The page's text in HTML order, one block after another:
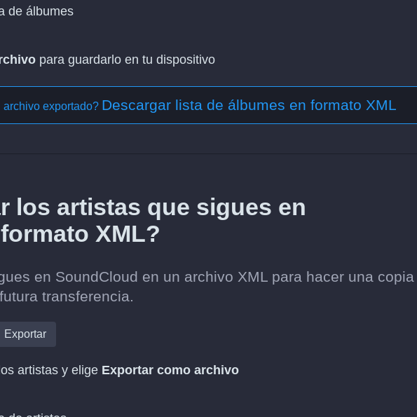
de álbumes
para guardarlo en tu dispositivo
exportado? Descargar lista de álbumes en formato XML
los artistas que sigues en
XML?
en SoundCloud en un archivo XML para hacer una
transferencia.
Exportar
artistas y elige Exportar como archivo